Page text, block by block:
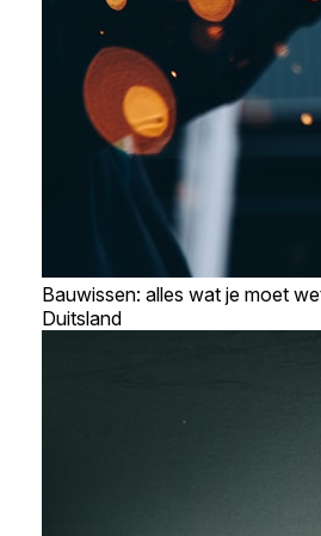
Bauwissen: alles wat je moet
Duitsland